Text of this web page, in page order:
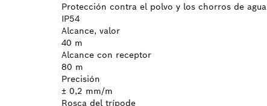
Protección contra el polvo y los chorros de agua
IP54
Alcance, valor
40 m
Alcance con receptor
80 m
Precisión
± 0,2 mm/m
Rosca del trípode